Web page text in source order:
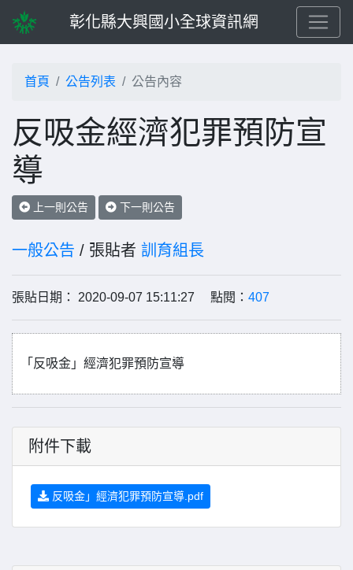
彰化縣大興國小全球資訊網
首頁 公告列表 公告內容
反吸金經濟犯罪預防宣
導
上一則公告 下一則公告
一般公告 / 張貼者 訓育組長
張貼日期： 2020-09-07 15:11:27 點閱： 407
「反吸金」經濟犯罪預防宣導
附件下載
反吸金」經濟犯罪預防宣導.pdf